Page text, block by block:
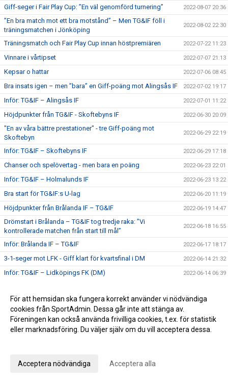
Giff-seger i Fair Play Cup: ”En väl genomförd turnering” 2022-08-07 20:36
”En bra match mot ett bra motstånd” – Men TG&IF föll i
träningsmatchen i Jönköping
2022-08-02 22:30
Träningsmatch och Fair Play Cup innan höstpremiären 2022-07-22 11:23
Vinnare i vårtipset 2022-07-07 21:13
Kepsar o hattar 2022-07-06 08:45
Bra insats igen – men ”bara” en Giff-poäng mot Alingsås IF 2022-07-02 19:17
Inför: TG&IF – Alingsås IF 2022-07-01 11:22
Höjdpunkter från TG&IF - Skoftebyns IF 2022-06-30 20:09
"En av våra bättre prestationer" - tre Giff-poäng mot
Skoftebyn
2022-06-29 22:19
Inför: TG&IF – Skoftebyns IF 2022-06-29 17:18
Chanser och spelövertag - men bara en poäng 2022-06-23 22:01
Inför: TG&IF – Holmalunds IF 2022-06-23 13:22
Bra start för TG&IF:s U-lag 2022-06-20 11:19
Höjdpunkter från Brålanda IF – TG&IF 2022-06-19 14:47
Drömstart i Brålanda – TG&IF tog tredje raka: ”Vi
kontrollerade matchen från start till mål”
2022-06-18 16:55
Inför: Brålanda IF – TG&IF 2022-06-17 18:17
3-1-seger mot LFK - Giff klart för kvartsfinal i DM 2022-06-14 21:32
Inför: TG&IF – Lidköpings FK (DM) 2022-06-14 06:39
Inför: TG&IF – Trollhättans BoIS 2022-06-11 08:00
Efterlängtad seger för TG&IF i Mariestad 2022-06-07 23:39
Bollekis avslutar i klubbstugan 2022-06-07 16:25
För att hemsidan ska fungera korrekt använder vi nödvändiga
cookies från SportAdmin. Dessa går inte att stänga av.
Föreningen kan också använda frivilliga cookies, t.ex. för statistik
eller marknadsföring. Du väljer själv om du vill acceptera dessa.
Acceptera nödvändiga Acceptera alla